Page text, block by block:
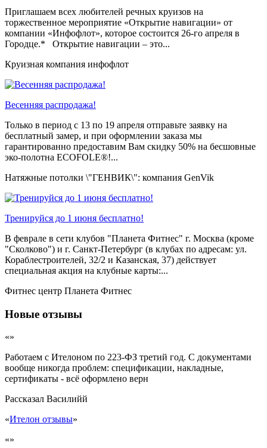
Приглашаем всех любителей речных круизов на
торжественное мероприятие «Открытие навигации» от
компании «Инфофлот», которое состоится 26-го апреля в
Городце.* Открытие навигации – это...
Круизная компания инфофлот
Весенняя распродажа!
Только в период c 13 по 19 апреля отправьте заявку на
бесплатный замер, и при оформлении заказа мы
гарантированно предоставим Вам скидку 50% на бесшовные
эко-полотна ECOFOLE®!...
Натяжные потолки \"ГЕНВИК\": компания GenVik
Тренируйся до 1 июня бесплатно!
В феврале в сети клубов "Планета Фитнес" г. Москва (кроме
"Сколково") и г. Санкт-Петербург (в клубах по адресам: ул.
Кораблестроителей, 32/2 и Казанская, 37) действует
специальная акция на клубные карты:...
Фитнес центр Планета Фитнес
Новые отзывы
«»
Работаем с Ителоном по 223-ФЗ третий год. С документами
вообще никогда проблем: спецификации, накладные,
сертификаты - всё оформлено верн
Рассказал Василийй
«Ителон отзывы»
«»